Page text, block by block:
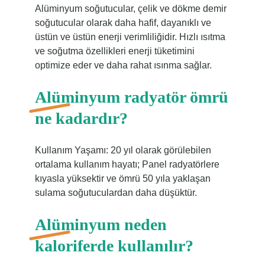
Alüminyum soğutucular, çelik ve dökme demir
soğutucular olarak daha hafif, dayanıklı ve
üstün ve üstün enerji verimliliğidir. Hızlı ısıtma
ve soğutma özellikleri enerji tüketimini
optimize eder ve daha rahat ısınma sağlar.
Alüminyum radyatör ömrü
ne kadardır?
Kullanım Yaşamı: 20 yıl olarak görülebilen
ortalama kullanım hayatı; Panel radyatörlere
kıyasla yüksektir ve ömrü 50 yıla yaklaşan
sulama soğutuculardan daha düşüktür.
Alüminyum neden
kaloriferde kullanılır?